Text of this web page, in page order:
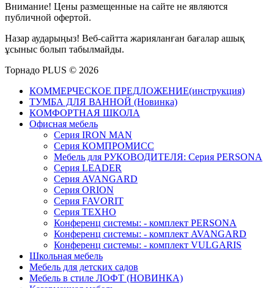
Внимание! Цены размещенные на сайте не являются
публичной офертой.
Назар аударыңыз! Веб-сайтта жарияланған бағалар ашық
ұсыныс болып табылмайды.
Торнадо PLUS © 2026
КОММЕРЧЕСКОЕ ПРЕДЛОЖЕНИЕ(инструкция)
ТУМБА ДЛЯ ВАННОЙ (Новинка)
КОМФОРТНАЯ ШКОЛА
Офисная мебель
Серия IRON MAN
Серия КОМПРОМИСС
Мебель для РУКОВОДИТЕЛЯ: Серия PERSONA
Серия LEADER
Серия AVANGARD
Серия ORION
Серия FAVORIT
Серия ТЕХНО
Конференц системы: - комплект PERSONA
Конференц системы: - комплект AVANGARD
Конференц системы: - комплект VULGARIS
Школьная мебель
Мебель для детских садов
Мебель в стиле ЛОФТ (НОВИНКА)